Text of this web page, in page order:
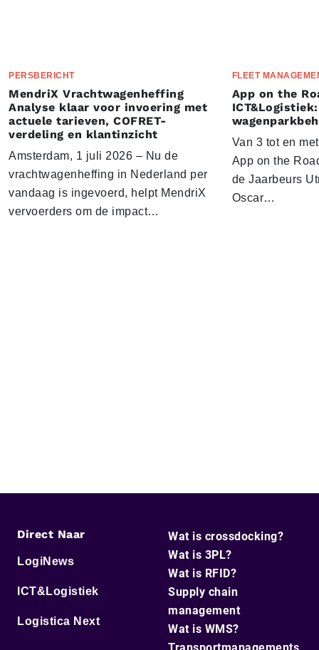
PERSBERICHT
MendriX Vrachtwagenheffing
Analyse klaar voor invoering met
actuele tarieven, COFRET-
verdeling en klantinzicht
Amsterdam, 1 juli 2026 – Nu de
vrachtwagenheffing in Nederland per
vandaag is ingevoerd, helpt MendriX
vervoerders om de impact…
FLEET
App on the
Van 3 tot en
App on the
de Jaarbeurs
Oscar…
Direct Naar
LogiNews
ICT&Logistiek
Logistica Next
Wat is crossdocking?
Wat is 3PL?
Wat is RFID?
Supply chain
management
Wat is WMS?